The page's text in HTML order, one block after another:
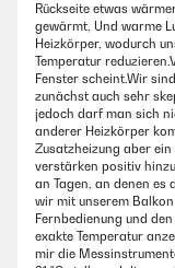
Rückseite etwas
gewärmt, Und warme
Heizkörper, wodurch
Temperatur
Fenster scheint.Wir
zunächst auch sehr
jedoch darf man sich
anderer Heizkörper
Zusatzheizung aber
verstärken positiv
an Tagen, an denen es
wir mit unserem
Fernbedienung und
exakte Temperatur
mir die